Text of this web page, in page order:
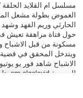
الغموض بطولة مشعل
حول فتاة مراهقة تعيش
مسكونة من قبل الاشباح
ويتدخل المحقق في قضية
الاشباح شاهد فور يو